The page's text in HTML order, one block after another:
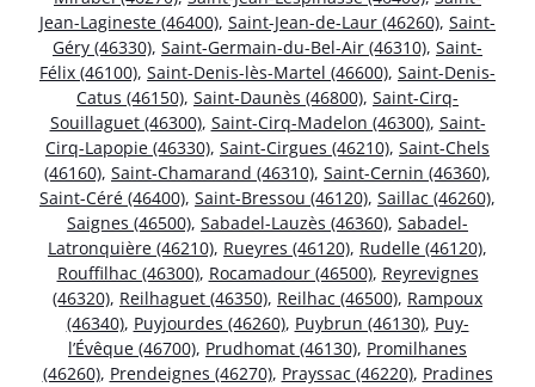
Jean-Lagineste (46400), Saint-Jean-de-Laur (46260), Saint-
Géry (46330), Saint-Germain-du-Bel-Air (46310), Saint-
Félix (46100), Saint-Denis-lès-Martel (46600), Saint-Denis-
Catus (46150), Saint-Daunès (46800), Saint-Cirq-
Souillaguet (46300), Saint-Cirq-Madelon (46300), Saint-
Cirq-Lapopie (46330), Saint-Cirgues (46210), Saint-Chels
(46160), Saint-Chamarand (46310), Saint-Cernin (46360),
Saint-Céré (46400), Saint-Bressou (46120), Saillac (46260),
Saignes (46500), Sabadel-Lauzès (46360), Sabadel-
Latronquière (46210), Rueyres (46120), Rudelle (46120),
Rouffilhac (46300), Rocamadour (46500), Reyrevignes
(46320), Reilhaguet (46350), Reilhac (46500), Rampoux
(46340), Puyjourdes (46260), Puybrun (46130), Puy-
l’Évêque (46700), Prudhomat (46130), Promilhanes
(46260), Prendeignes (46270), Prayssac (46220), Pradines